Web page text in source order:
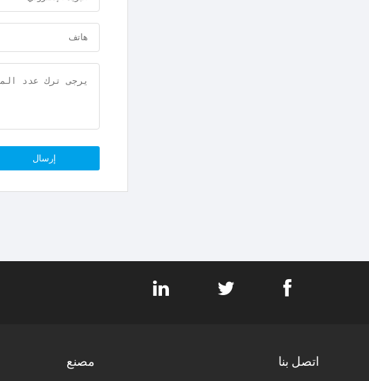
إرسال
مصنع اتصل بنا